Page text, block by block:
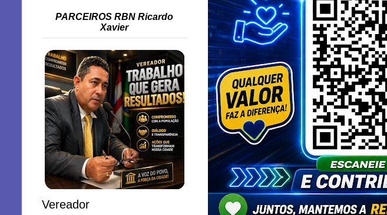
PARCEIROS RBN Ricardo
Xavier
Vereador